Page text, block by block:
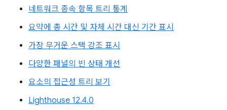
네트워크 종속 항목 트리 통계
요약에 총 시간 및 자체 시간 대신 기간 표시
가장 무거운 스택 강조 표시
다양한 패널의 빈 상태 개선
요소의 접근성 트리 보기
Lighthouse 12.4.0